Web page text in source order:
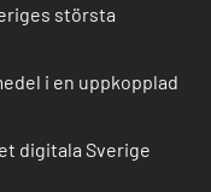
största
i en uppkopplad
digitala Sverige